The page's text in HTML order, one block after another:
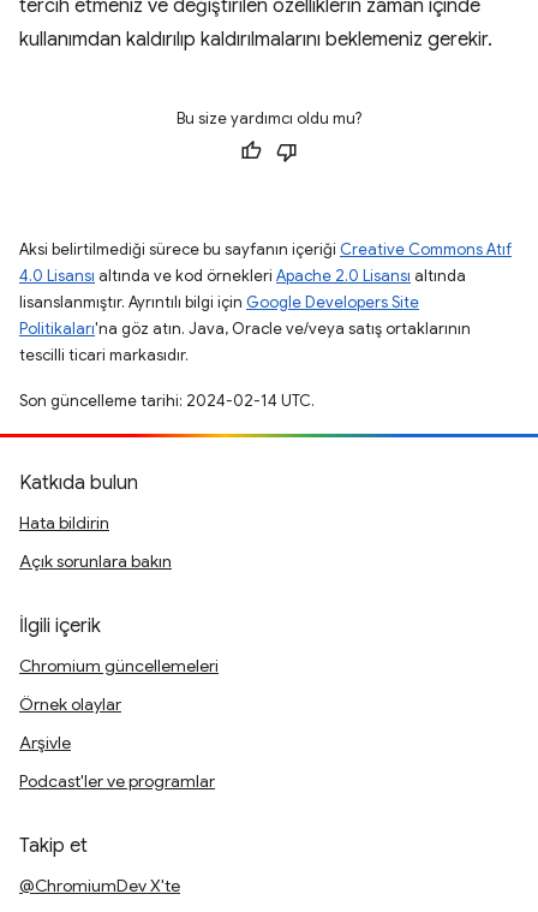
tercih etmeniz ve değiştirilen özelliklerin zaman içinde
kullanımdan kaldırılıp kaldırılmalarını beklemeniz gerekir.
Bu size yardımcı oldu mu?
Aksi belirtilmediği sürece bu sayfanın içeriği Creative Commons Atıf
4.0 Lisansı altında ve kod örnekleri Apache 2.0 Lisansı altında
lisanslanmıştır. Ayrıntılı bilgi için Google Developers Site
Politikaları'na göz atın. Java, Oracle ve/veya satış ortaklarının
tescilli ticari markasıdır.
Son güncelleme tarihi: 2024-02-14 UTC.
Katkıda bulun
Hata bildirin
Açık sorunlara bakın
İlgili içerik
Chromium güncellemeleri
Örnek olaylar
Arşivle
Podcast'ler ve programlar
Takip et
@ChromiumDev X'te